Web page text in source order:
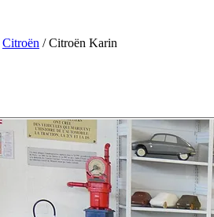
Citroën / Citroën Karin